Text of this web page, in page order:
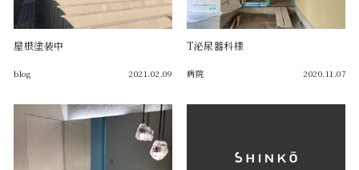
屋根塗装中
blog 2021.02.09
T泌尿器科様
病院 2020.11.07